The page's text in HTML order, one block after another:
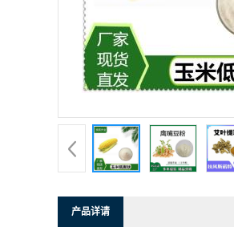
产品详请